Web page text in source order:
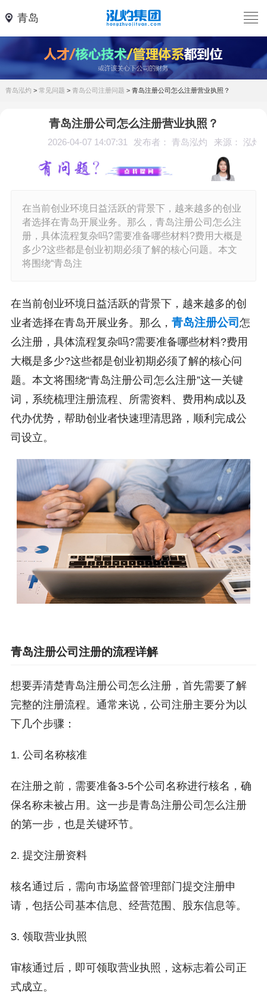
青岛
青岛泓灼 > 常见问题 > 青岛公司注册问题 > 青岛注册公司怎么注册营业执照？
青岛注册公司怎么注册营业执照？
2026-04-07 14:07:31 发布者： 青岛泓灼 来源： 泓灼
在当前创业环境日益活跃的背景下，越来越多的创业
者选择在青岛开展业务。那么，青岛注册公司怎么注
册，具体流程复杂吗?需要准备哪些材料?费用大概是
多少?这些都是创业初期必须了解的核心问题。本文
将围绕“青岛注
在当前创业环境日益活跃的背景下，越来越多的创
业者选择在青岛开展业务。那么， 青岛注册公司 怎
么注册，具体流程复杂吗?需要准备哪些材料?费用
大概是多少?这些都是创业初期必须了解的核心问
题。本文将围绕“青岛注册公司怎么注册”这一关键
词，系统梳理注册流程、所需资料、费用构成以及
代办优势，帮助创业者快速理清思路，顺利完成公
司设立。
青岛注册公司注册的流程详解
想要弄清楚青岛注册公司怎么注册，首先需要了解
完整的注册流程。通常来说，公司注册主要分为以
下几个步骤：
1. 公司名称核准
在注册之前，需要准备3-5个公司名称进行核名，确
保名称未被占用。这一步是青岛注册公司怎么注册
的第一步，也是关键环节。
2. 提交注册资料
核名通过后，需向市场监督管理部门提交注册申
请，包括公司基本信息、经营范围、股东信息等。
3. 领取营业执照
审核通过后，即可领取营业执照，这标志着公司正
式成立。